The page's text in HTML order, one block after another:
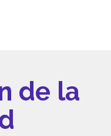
de la